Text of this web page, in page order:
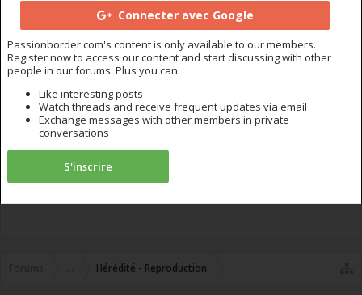
Hérédité - Reproduction
Connecter avec Google
Passionborder.com's content is only available to our members.
Register now to access our content and start discussing with other
people in our forums. Plus you can:
Like interesting posts
Watch threads and receive frequent updates via email
Exchange messages with other members in private
conversations
S'inscrire